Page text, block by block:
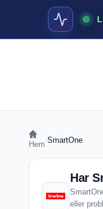
Hem SmartOne
Har
eller